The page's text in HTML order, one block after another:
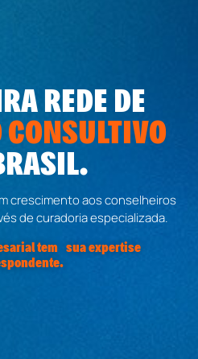
REDE DE
crescimento aos conselheiros
de curadoria especializada.
tem sua expertise